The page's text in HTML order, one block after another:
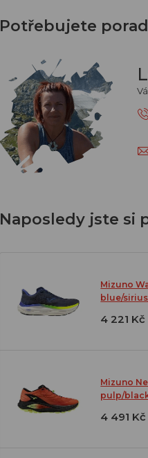
Potřebujete
Naposledy jste si
Mizuno
blue/
4 221 Kč
Mizuno
pulp/
4 491 Kč